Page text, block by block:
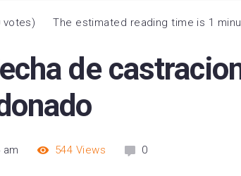
votes) The estimated reading time is 1
de
am 544 Views 0